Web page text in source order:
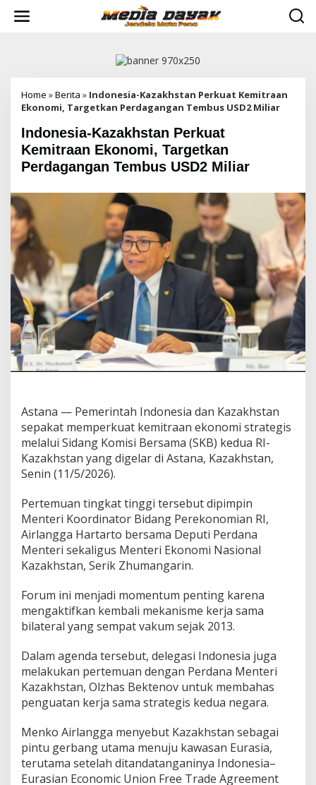
Home »Berita » Indonesia-Kazakhstan Perkuat Kemitraan
Ekonomi, Targetkan Perdagangan Tembus USD2 Miliar
Indonesia-Kazakhstan Perkuat
Kemitraan Ekonomi, Targetkan
Perdagangan Tembus USD2 Miliar
Astana — Pemerintah Indonesia dan Kazakhstan
sepakat memperkuat kemitraan ekonomi strategis
melalui Sidang Komisi Bersama (SKB) kedua RI-
Kazakhstan yang digelar di Astana, Kazakhstan,
Senin (11/5/2026).
Pertemuan tingkat tinggi tersebut dipimpin
Menteri Koordinator Bidang Perekonomian RI,
Airlangga Hartarto bersama Deputi Perdana
Menteri sekaligus Menteri Ekonomi Nasional
Kazakhstan, Serik Zhumangarin.
Forum ini menjadi momentum penting karena
mengaktifkan kembali mekanisme kerja sama
bilateral yang sempat vakum sejak 2013.
Dalam agenda tersebut, delegasi Indonesia juga
melakukan pertemuan dengan Perdana Menteri
Kazakhstan, Olzhas Bektenov untuk membahas
penguatan kerja sama strategis kedua negara.
Menko Airlangga menyebut Kazakhstan sebagai
pintu gerbang utama menuju kawasan Eurasia,
terutama setelah ditandatanganinya Indonesia–
Eurasian Economic Union Free Trade Agreement